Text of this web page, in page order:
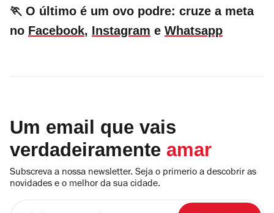
🏃 O último é um ovo podre: cruze a meta
no Facebook, Instagram e Whatsapp
Um email que vais
verdadeiramente amar
Subscreva a nossa newsletter. Seja o primerio a descobrir as
novidades e o melhor da sua cidade.